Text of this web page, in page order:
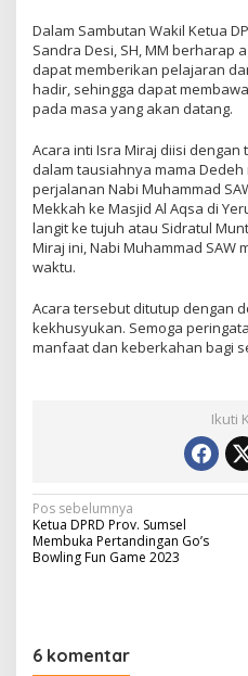
Dalam Sambutan Wakil Ketua
Sandra Desi, SH, MM berharap
dapat memberikan pelajaran
hadir, sehingga dapat
pada masa yang akan datang.
Acara inti Isra Miraj diisi
dalam tausiahnya mama
perjalanan Nabi Muhammad
Mekkah ke Masjid Al Aqsa di
langit ke tujuh atau Sidratul
Miraj ini, Nabi Muhammad SAW
waktu.
Acara tersebut ditutup dengan
kekhusyukan. Semoga
manfaat dan keberkahan bagi
Ikuti
N
a
a
Pos sebelumnya
Ketua DPRD Prov. Sumsel
Membuka Pertandingan Go’s
Bowling Fun Game 2023
6 komentar